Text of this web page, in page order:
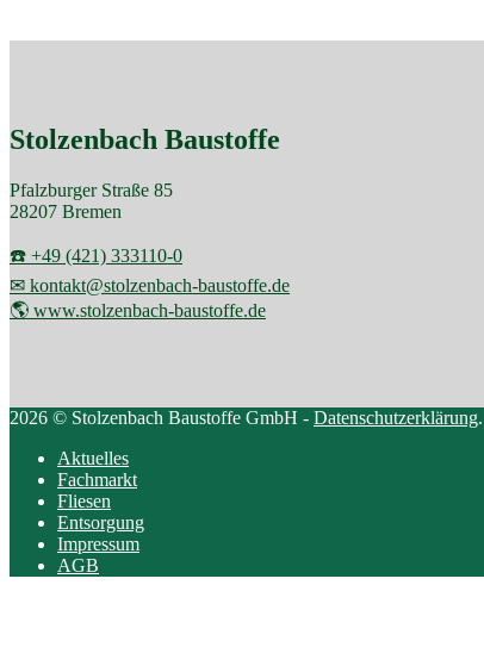
Stolzenbach Baustoffe
Pfalzburger Straße 85
28207 Bremen
☎️ +49 (421) 333110-0
✉ kontakt@stolzenbach-baustoffe.de
🌎 www.stolzenbach-baustoffe.de
2026 © Stolzenbach Baustoffe GmbH - Datenschutzerklärung.
Aktuelles
Fachmarkt
Fliesen
Entsorgung
Impressum
AGB